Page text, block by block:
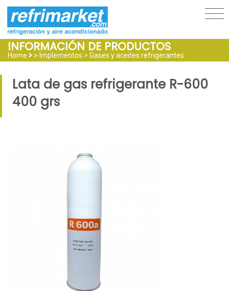
INFORMACIÓN DE PRODUCTOS
Home > Implementos > Gases y aceites refrigerantes
Lata de gas refrigerante R-600
400 grs